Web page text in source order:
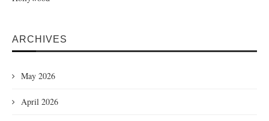
ARCHIVES
May 2026
April 2026